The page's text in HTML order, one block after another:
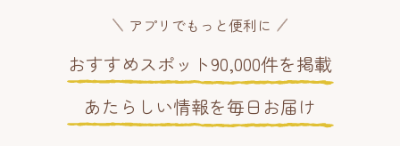
アプリでもっと便利に
おすすめスポット90,000件を掲載
あたらしい情報を毎日お届け